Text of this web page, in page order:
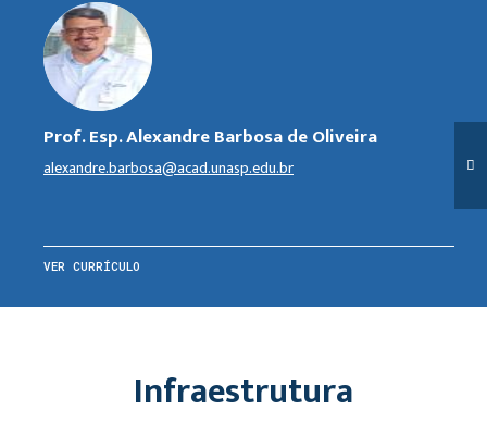
Prof. Esp. Alexandre Barbosa de Oliveira
alexandre.barbosa@acad.unasp.edu.br
VER CURRÍCULO
Infraestrutura